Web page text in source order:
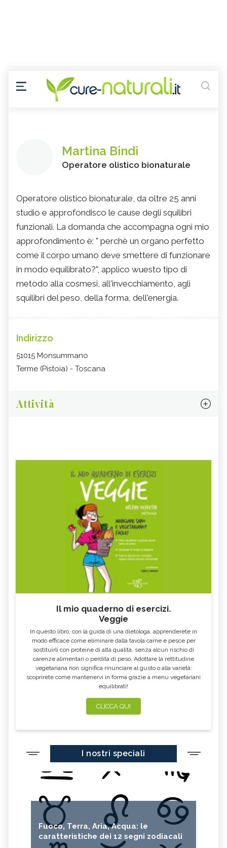
Martina Bindi
Operatore olistico bionaturale
Operatore olistico bionaturale, da oltre 25 anni
studio e approfondisco le cause degli squilibri
funzionali. La domanda che accompagna ogni mio
approfondimento è: " perchè un organo perfetto
come il corpo umano deve smettere di funzionare
in modo equilibrato?", applico wuesto tipo di
metodo alla cosmesi, all'invecchiamento, agli
squilibri del peso, della forma, dell'energia.
Indirizzo
51015 Monsummano
Terme (Pistoia) - Toscana
Attività
Il mio quaderno di esercizi.
Veggie
In questo libro, con la guida di una dietologa, apprenderete in
modo efficace come eliminare dalla tavola carne e pesce per
sostituirli con proteine di alta qualità, senza alcun rischio di
carenze alimentari o perdita di peso. Adottare la rettitudine
vegetariana non significa rinunciare al gusto o alla varietà:
scoprirete come mantenervi in forma grazie a menu vegetariani
equilibrati!
CLICCA QUI
I nostri speciali
Fuoco, Terra, Aria, Acqua: le
caratteristiche dei 12 segni zodiacali